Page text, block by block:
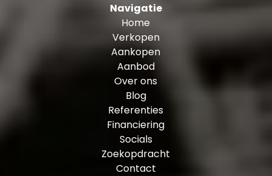
Navigatie
Home
Verkopen
Aankopen
Aanbod
Over ons
Blog
Referenties
Financiering
Socials
Zoekopdracht
Contact